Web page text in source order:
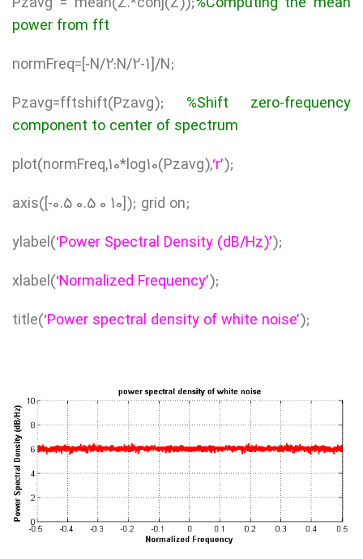
power from fft
normFreq=[-N/2:N/2-1]/N;
Pzavg=fftshift(Pzavg); %Shift zero-frequency
component to center of spectrum
plot(normFreq,10*log10(Pzavg),‘r’);
axis([-0.5 0.5 0 10]); grid on;
ylabel(‘Power Spectral Density (dB/Hz)’);
xlabel(‘Normalized Frequency’);
title(‘Power spectral density of white noise’);